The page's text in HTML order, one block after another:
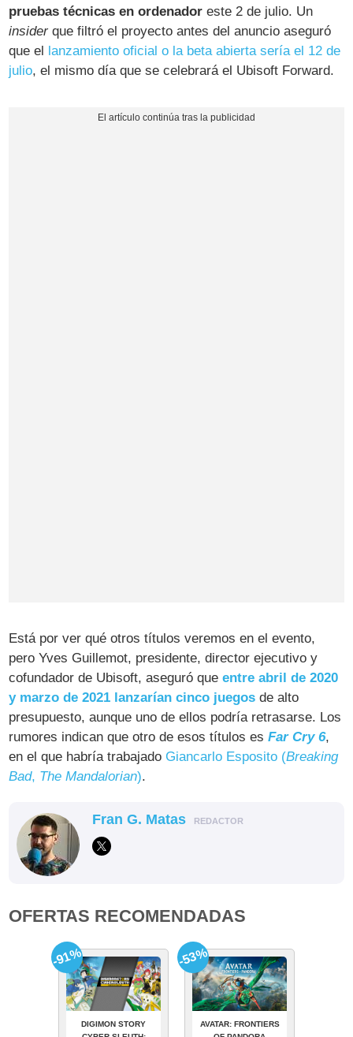
pruebas técnicas en ordenador este 2 de julio. Un
insiderque filtró el proyecto antes del anuncio aseguró
que el lanzamiento oficial o la beta abierta sería el 12 de
julio, el mismo día que se celebrará el Ubisoft Forward.
Está por ver qué otros títulos veremos en el evento,
pero Yves Guillemot, presidente, director ejecutivo y
cofundador de Ubisoft, aseguró queentre abril de 2020
y marzo de 2021 lanzarían cinco juegos de alto
presupuesto, aunque uno de ellos podría retrasarse. Los
rumores indican que otro de esos títulos esFar Cry 6,
en el que habría trabajado Giancarlo Esposito (Breaking
Bad, The Mandalorian).
Fran G. Matas REDACTOR
OFERTAS RECOMENDADAS
DIGIMON STORY
-91%
AVATAR: FRONTIERS
-53%